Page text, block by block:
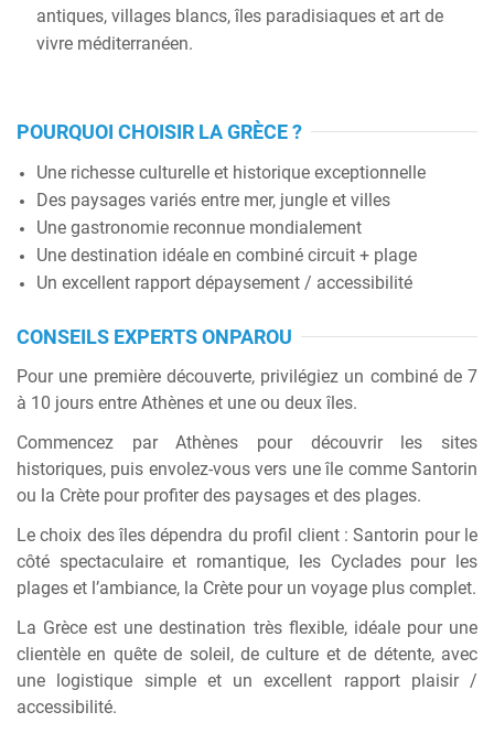
antiques, villages blancs, îles paradisiaques et art de
vivre méditerranéen.
POURQUOI CHOISIR LA GRÈCE ?
Une richesse culturelle et historique exceptionnelle
Des paysages variés entre mer, jungle et villes
Une gastronomie reconnue mondialement
Une destination idéale en combiné circuit + plage
Un excellent rapport dépaysement / accessibilité
CONSEILS EXPERTS ONPAROU
Pour une première découverte, privilégiez un combiné de 7
à 10 jours entre Athènes et une ou deux îles.
Commencez par Athènes pour découvrir les sites
historiques, puis envolez-vous vers une île comme Santorin
ou la Crète pour profiter des paysages et des plages.
Le choix des îles dépendra du profil client : Santorin pour le
côté spectaculaire et romantique, les Cyclades pour les
plages et l’ambiance, la Crète pour un voyage plus complet.
La Grèce est une destination très flexible, idéale pour une
clientèle en quête de soleil, de culture et de détente, avec
une logistique simple et un excellent rapport plaisir /
accessibilité.